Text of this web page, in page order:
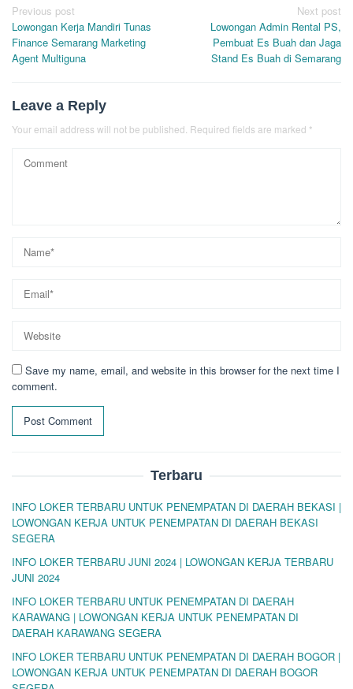
Post
navigation
Previous post
Lowongan Kerja Mandiri Tunas
Finance Semarang Marketing
Agent Multiguna
Next post
Lowongan Admin Rental PS,
Pembuat Es Buah dan Jaga
Stand Es Buah di Semarang
Leave a Reply
Your email address will not be published. Required fields are marked *
Save my name, email, and website in this browser for the next time I
comment.
Terbaru
INFO LOKER TERBARU UNTUK PENEMPATAN DI DAERAH BEKASI |
LOWONGAN KERJA UNTUK PENEMPATAN DI DAERAH BEKASI
SEGERA
INFO LOKER TERBARU JUNI 2024 | LOWONGAN KERJA TERBARU
JUNI 2024
INFO LOKER TERBARU UNTUK PENEMPATAN DI DAERAH
KARAWANG | LOWONGAN KERJA UNTUK PENEMPATAN DI
DAERAH KARAWANG SEGERA
INFO LOKER TERBARU UNTUK PENEMPATAN DI DAERAH BOGOR |
LOWONGAN KERJA UNTUK PENEMPATAN DI DAERAH BOGOR